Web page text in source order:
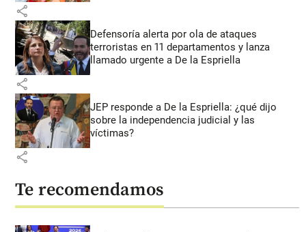
share
Defensoría alerta por ola de ataques
terroristas en 11 departamentos y lanza
llamado urgente a De la Espriella
share
JEP responde a De la Espriella: ¿qué dijo
sobre la independencia judicial y las
víctimas?
share
Te recomendamos